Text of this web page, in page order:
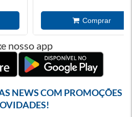
nosso app
NEWS COM PROMOÇÕES